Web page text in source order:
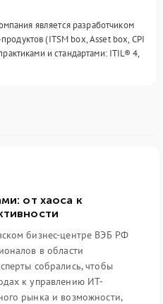
является разработчиком
(ITSM box, Asset box, CPI
и стандартами: ITIL® 4,
от хаоса к
бизнес-центре ВЭБ РФ
в области
собрались, чтобы
к управлению ИТ-
рынка и возможности,